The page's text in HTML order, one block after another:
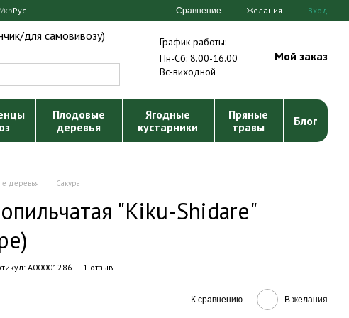
УкрРус Сравнение Желания Вход
для самовивозу)
График работы:
Пн-Сб: 8.00-16.00
Вс-виходной
Мой заказ
Плодовые
деревья
Ягодные
кустарники
Пряные
травы
Блог
деревья Сакура
"Kiku-Shidare"
А00001286 1 отзыв
К сравнению В желания